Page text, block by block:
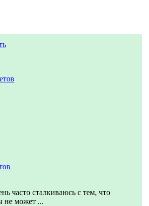
часто сталкиваюсь с тем, что
не может ...